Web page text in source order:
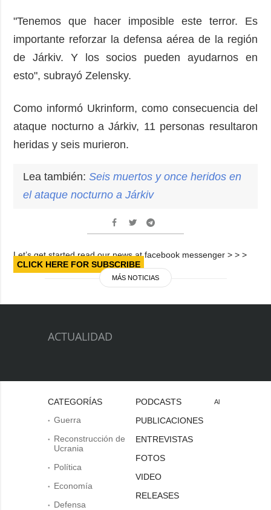
"Tenemos que hacer imposible este terror. Es
importante reforzar la defensa aérea de la región
de Járkiv. Y los socios pueden ayudarnos en
esto", subrayó Zelensky.
Como informó Ukrinform, como consecuencia del
ataque nocturno a Járkiv, 11 personas resultaron
heridas y seis murieron.
Lea también:Seis muertos y once heridos en
el ataque nocturno aJárkiv
Let’s get started read our news at facebook messenger > > >
CLICK HERE FOR SUBSCRIBE
MÁS NOTICIAS
ACTUALIDAD
CATEGORÍAS
Guerra
Reconstrucción de
Ucrania
Política
Economía
Defensa
PODCASTS
PUBLICACIONES
ENTREVISTAS
FOTOS
VIDEO
RELEASES
Al